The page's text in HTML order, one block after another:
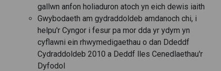
gallwn anfon holiaduron atoch yn eich dewis iaith
Gwybodaeth am gydraddoldeb amdanoch chi, i
helpu'r Cyngor i fesur pa mor dda yr ydym yn
cyflawni ein rhwymedigaethau o dan Ddeddf
Cydraddoldeb 2010 a Deddf lles Cenedlaethau'r
Dyfodol